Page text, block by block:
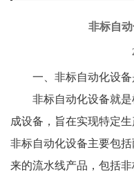
非标自
一、非标自动化设备
非标自动化设备就
成设备，旨在实现特定
非标自动化设备主要包
来的流水线产品，包括